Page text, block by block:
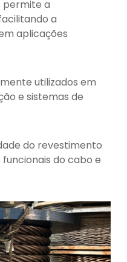
permite a
a
aplicações
utilizados em
e sistemas de
do revestimento
do cabo e